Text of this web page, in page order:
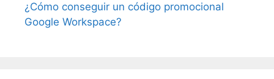
¿Cómo conseguir un código promocional
Google Workspace?